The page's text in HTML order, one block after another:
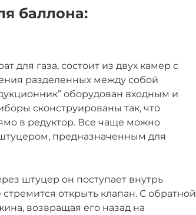
баллона:
для газа, состоит из двух камер c
разделенных между собой
оборудован входным и
сконструированы так, что
в редуктор. Все чаще можно
предназначенным для
штуцер он поступает внутрь
открыть клапан. С обратной
возвращая его назад на